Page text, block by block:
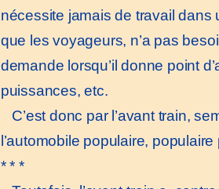
nécessite jamais de travail dans
que les voyageurs, n’a pas
demande lorsqu’il donne point
puissances, etc.
C’est donc par l’avant train,
l’automobile populaire,
* * *